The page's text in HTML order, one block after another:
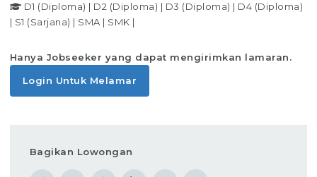
D1 (Diploma) | D2 (Diploma) | D3 (Diploma) | D4 (Diploma)
| S1 (Sarjana) | SMA | SMK |
Hanya Jobseeker yang dapat mengirimkan lamaran.
Login Untuk Melamar
Bagikan Lowongan